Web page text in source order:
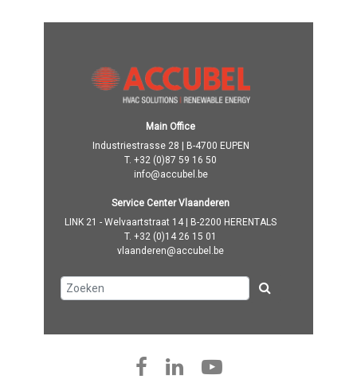
Main Office
Industriestrasse 28 | B-4700 EUPEN
T. +32 (0)87 59 16 50
info@accubel.be
Service Center Vlaanderen
LINK 21 - Welvaartstraat 14 | B-2200 HERENTALS
T. +32 (0)14 26 15 01
vlaanderen@accubel.be